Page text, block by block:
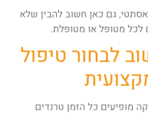
גם כאן חשוב להבין שלא
לכל מטופל או מטופלת.
לבחור טיפול
מופיעים כל הזמן טרנדים